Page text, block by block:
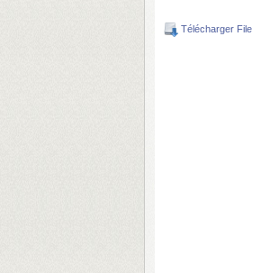
Télécharger File